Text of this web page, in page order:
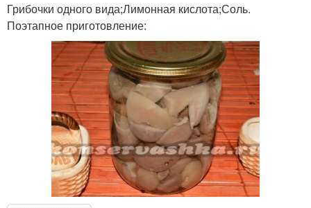
Грибочки одного вида;Лимонная кислота;Соль.
Поэтапное приготовление: